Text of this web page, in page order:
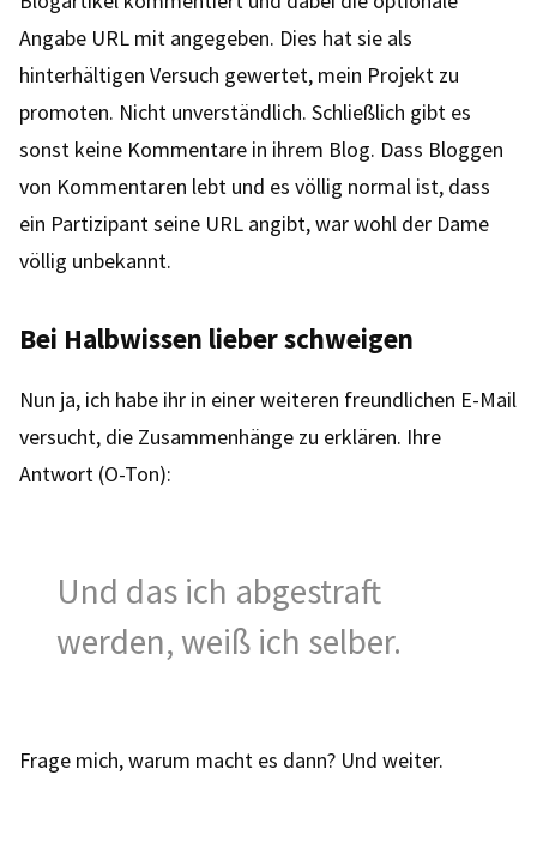
Angabe URL mit angegeben. Dies hat sie als
hinterhältigen Versuch gewertet, mein Projekt zu
promoten. Nicht unverständlich. Schließlich gibt es
sonst keine Kommentare in ihrem Blog. Dass Bloggen
von Kommentaren lebt und es völlig normal ist, dass
ein Partizipant seine URL angibt, war wohl der Dame
völlig unbekannt.
Bei Halbwissen lieber schweigen
Nun ja, ich habe ihr in einer weiteren freundlichen E-Mail
versucht, die Zusammenhänge zu erklären. Ihre
Antwort (O-Ton):
Und das ich abgestraft
werden, weiß ich selber.
Frage mich, warum macht es dann? Und weiter.